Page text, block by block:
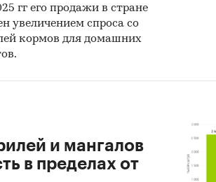
гг его продажи в стране
увеличением спроса со
кормов для домашних
и мангалов
в пределах от